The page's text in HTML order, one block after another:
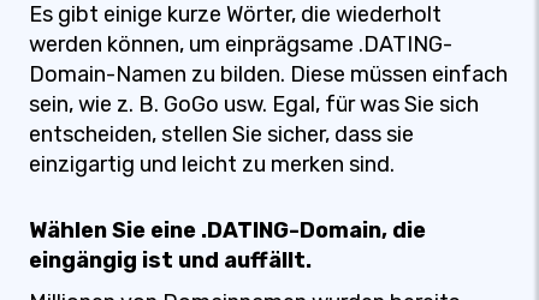
Es gibt einige kurze Wörter, die wiederholt
werden können, um einprägsame .DATING-
Domain-Namen zu bilden. Diese müssen einfach
sein, wie z. B. GoGo usw. Egal, für was Sie sich
entscheiden, stellen Sie sicher, dass sie
einzigartig und leicht zu merken sind.
Wählen Sie eine .DATING-Domain, die
eingängig ist und auffällt.